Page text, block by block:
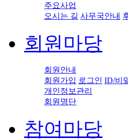
주요사업
오시는 길 사무국안내
회원마당
회원안내
회원가입 로그인 ID/비
개인정보관리
회원명단
참여마당